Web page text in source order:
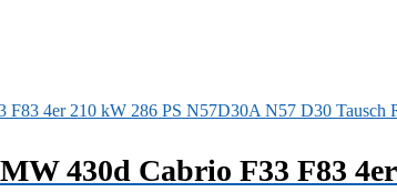
430d Cabrio F33 F83